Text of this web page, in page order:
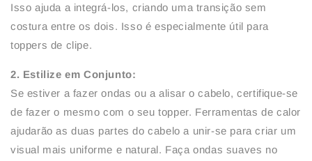
Isso ajuda a integrá-los, criando uma transição sem
costura entre os dois. Isso é especialmente útil para
toppers de clipe.
2. Estilize em Conjunto:
Se estiver a fazer ondas ou a alisar o cabelo, certifique-se
de fazer o mesmo com o seu topper. Ferramentas de calor
ajudarão as duas partes do cabelo a unir-se para criar um
visual mais uniforme e natural. Faça ondas suaves no